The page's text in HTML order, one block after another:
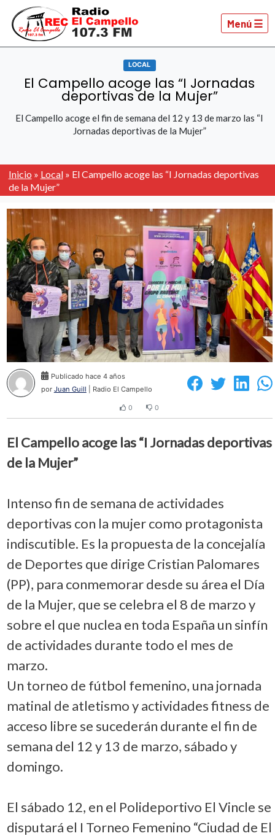
Menú ☰
LOCAL
El Campello acoge las “I Jornadas
deportivas de la Mujer”
El Campello acoge el fin de semana del 12 y 13 de marzo las “I
Jornadas deportivas de la Mujer”
Inicio » Local» El Campello acoge las “I Jornadas deportivas
de la Mujer”
Publicado hace 4 años
por Juan Guill | Radio El Campello
0 0
El Campello acoge las “I Jornadas deportivas
de la Mujer”
Intenso fin de semana de actividades
deportivas con la mujer como protagonista
indiscutible. Es la propuesta de la concejalía
de Deportes que dirige Cristian Palomares
(PP), para conmemorar desde su área el Día
de la Mujer, que se celebra el 8 de marzo y
sobre el que nuclea en toda España un sinfín
de actividades durante todo el mes de
marzo.
Un torneo de fútbol femenino, una jornada
matinal de atletismo y actividades fitness de
acceso libre se sucederán durante el fin de
semana del 12 y 13 de marzo, sábado y
domingo.
El sábado 12, en el Polideportivo El Vincle se
disputará el I Torneo Femenino “Ciudad de El